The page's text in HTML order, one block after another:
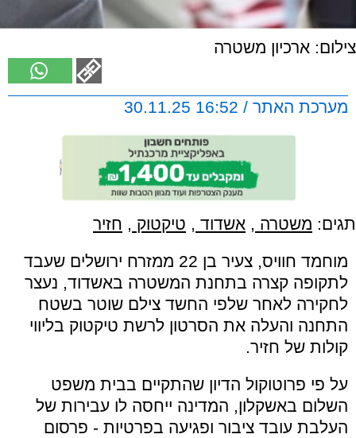
צילום: ארכיון משטרה
מערכת האתר / 16:52 30.11.25
תגים: משטרה , אשדוד , טיקטוק , חזיר
מוחמד חוויס, צעיר בן 22 ממזרח ירושלים שעבד
לתקופה קצרה בתחנת המשטרה באשדוד, נעצר
לחקירה לאחר שלפי החשד צילם שוטר בשטח
התחנה והעלה את הסרטון לרשת טיקטוק בליווי
קולות של חזיר.
על פי פרוטוקול הדיון שהתקיים בבית משפט
השלום באשקלון, המדינה ייחסה לו עבירות של
העלבת עובד ציבור ופגיעה בפרטיות - פרסום